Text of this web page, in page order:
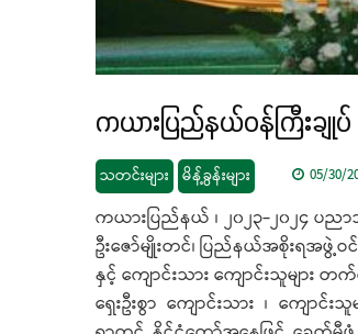
ကယားပြည်နယ်ဝန်ကြီးချု
သတင်းများ မိန့်ခွန်းများ 05/30/
ကယားပြည်နယ် ၊ ၂၀၂၃-၂၀၂၄ ပ
ဦးဇော်မျိုးတင်၊ ပြည်နယ်အစိုးရအဖွဲ့ဝင်
နှင့် ကျောင်းသား ကျောင်းသူများ
ရှေးဦးစွာ ကျောင်းသား ၊ ကျော